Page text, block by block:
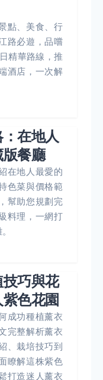
點、美食、行
路必遊，品嚐
精華路線，推
酒店，一次解
在地人
餐廳
在地人最愛的
色菜與價格範
幫助您規劃完
料理，一網打
巧與花
色花園
成功種植薰衣
完整解析薰衣
、栽培技巧到
瞭解這株紫色
打造迷人薰衣